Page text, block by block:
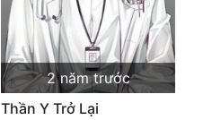
2 năm trước
Thần Y Trở Lại